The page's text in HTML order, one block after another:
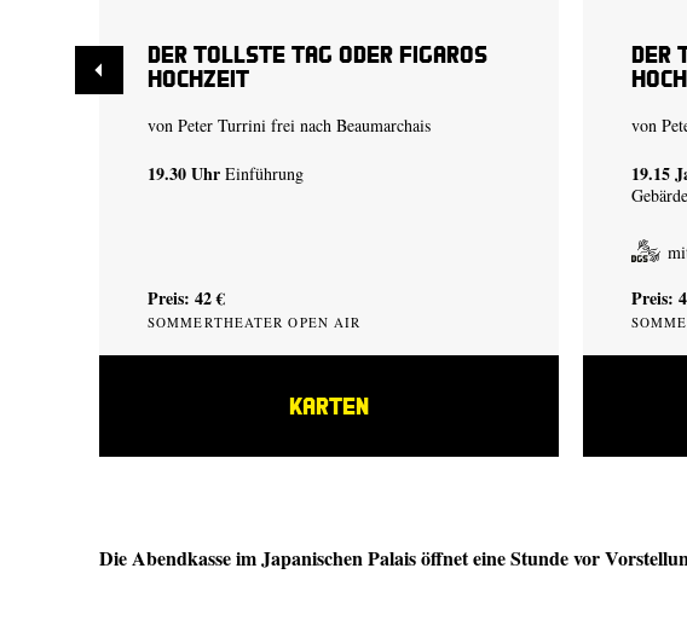
Der tollste Tag oder Figaros
Hochzeit
von Peter Turrini frei nach Beaumarchais
19.30 Uhr Einführung
Preis: 42 €
SOMMERTHEATER OPEN AIR
KARTEN
Der
von
19.15
Preis:
Die Abendkasse im Japanischen Palais öffnet eine Stunde vor